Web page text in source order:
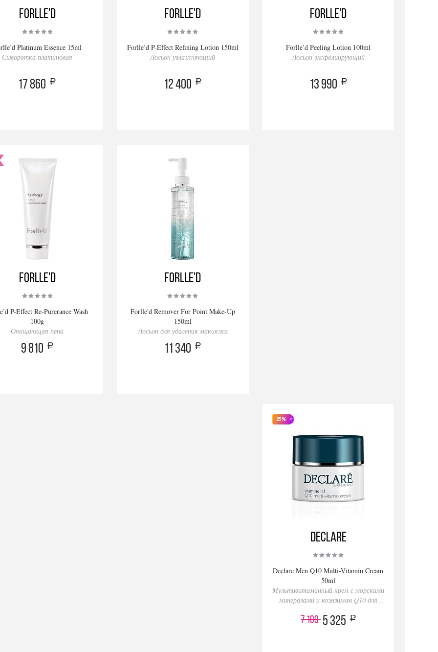
Forlle'd
Platinum Essence 15ml
Сыворотка платиновая
17 860 a
Forlle'd
Forlle’d P-Effect Refining Lotion 150ml
Лосьон увлажняющий
12 400 a
Forlle'd
Forlle’d Peeling Lotion 100ml
Лосьон эксфолиирующий
13 990 a
Forlle'd
P-Effect Re-Purerance Wash
100g
Очищающая пена
9 810 a
Forlle'd
Forlle'd Remover For Point Make-Up
150ml
Лосьон для удаления макияжа
11 340 a
25%
Declare
Declare Men Q10 Multi-Vitamin Cream
50ml
Мультивитаминный крем с морскими
минералами и коэнзимом Q10 для
7 100 5 325 a